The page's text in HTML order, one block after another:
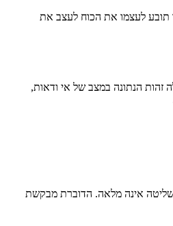
תובע לעצמו את הכוח לעצב את
זהות הנתונה במצב של אי ודאות,
אינה מלאה. הדוברת מבקשת